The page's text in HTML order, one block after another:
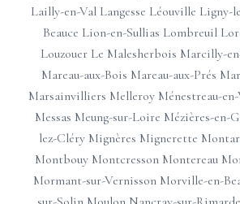
Lailly-en-Val Langesse Léouville Ligny-
Beauce Lion-en-Sullias Lombreuil
Louzouer Le Malesherbois Marcilly-
Mareau-aux-Bois Mareau-aux-Prés
Marsainvilliers Melleroy Ménestreau-
Messas Meung-sur-Loire Mézières-en-
lez-Cléry Mignères Mignerette
Montbouy Montcresson Montereau
Mormant-sur-Vernisson Morville-en-